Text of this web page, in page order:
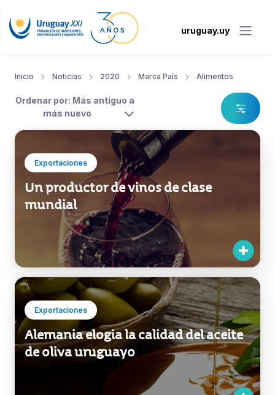
uruguay.uy
Inicio Noticias 2020 Marca País Alimentos
Ordenar por: Más antiguo a
más nuevo
Exportaciones
Un productor de vinos de clase
mundial
Exportaciones
Alemania elogia la calidad del aceite
de oliva uruguayo